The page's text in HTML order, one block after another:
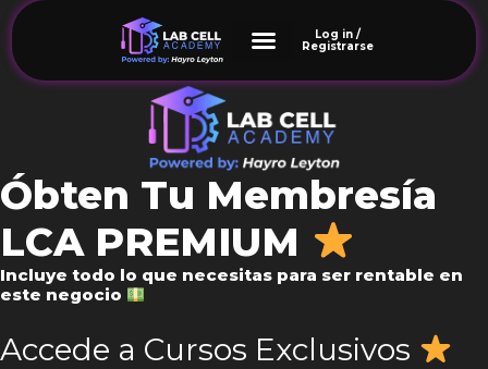
Log in /
Registrarse
Óbten Tu Membresía
LCA PREMIUM
Incluye todo lo que necesitas para ser rentable en
este negocio
Accede a Cursos Exclusivos